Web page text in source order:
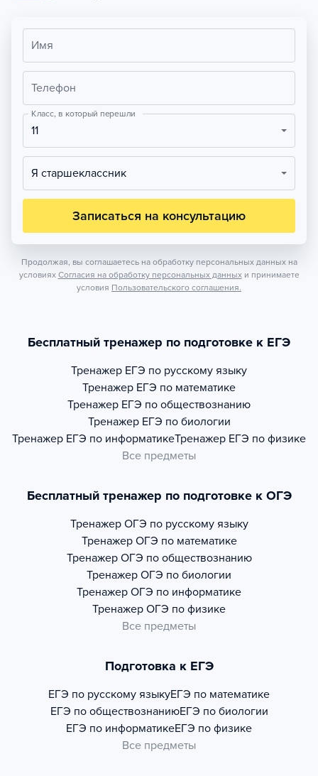
Имя
Телефон
Класс, в который перешли
11
Я старшеклассник
Записаться на консультацию
Продолжая, вы соглашаетесь на обработку персональных данных на
условиях Согласия на обработку персональных данных и принимаете
условия Пользовательского соглашения.
Бесплатный тренажер по подготовке к ЕГЭ
Тренажер ЕГЭ по русскому языку
Тренажер ЕГЭ по математике
Тренажер ЕГЭ по обществознанию
Тренажер ЕГЭ по биологии
Тренажер ЕГЭ по информатикеТренажер ЕГЭ по физике
Все предметы
Бесплатный тренажер по подготовке к ОГЭ
Тренажер ОГЭ по русскому языку
Тренажер ОГЭ по математике
Тренажер ОГЭ по обществознанию
Тренажер ОГЭ по биологии
Тренажер ОГЭ по информатике
Тренажер ОГЭ по физике
Все предметы
Подготовка к ЕГЭ
ЕГЭ по русскому языкуЕГЭ по математике
ЕГЭ по обществознаниюЕГЭ по биологии
ЕГЭ по информатикеЕГЭ по физике
Все предметы